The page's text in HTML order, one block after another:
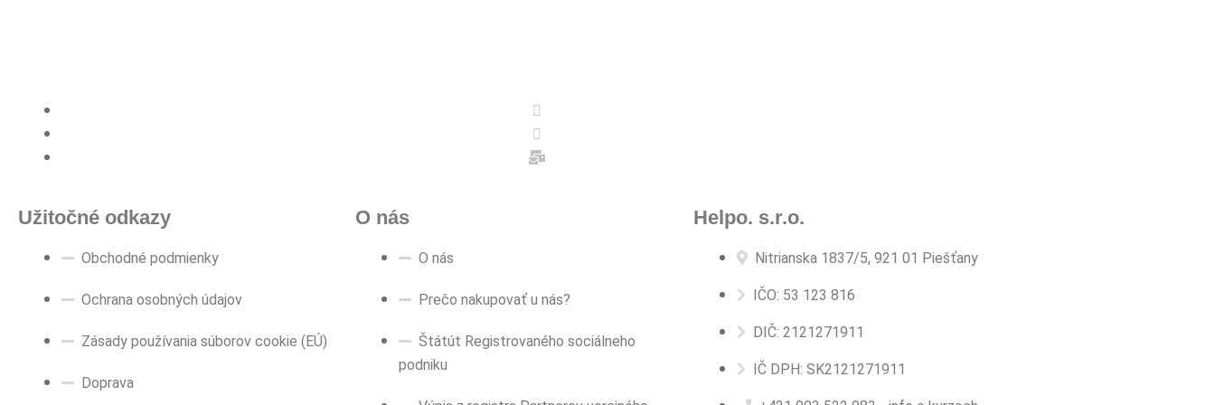
Užitočné odkazy
Obchodné podmienky
Ochrana osobných údajov
Zásady používania súborov cookie (EÚ)
Doprava
O nás
O nás
Prečo nakupovať u nás?
Štátút Registrovaného sociálneho
podniku
Helpo. s.r.o.
Nitrianska 1837/5, 921 01 Piešťany
IČO: 53 123 816
DIČ: 2121271911
IČ DPH: SK2121271911